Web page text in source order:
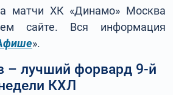
матчи ХК «Динамо» Москва
сайте. Вся информация
».
– лучший форвард 9-й
КХЛ